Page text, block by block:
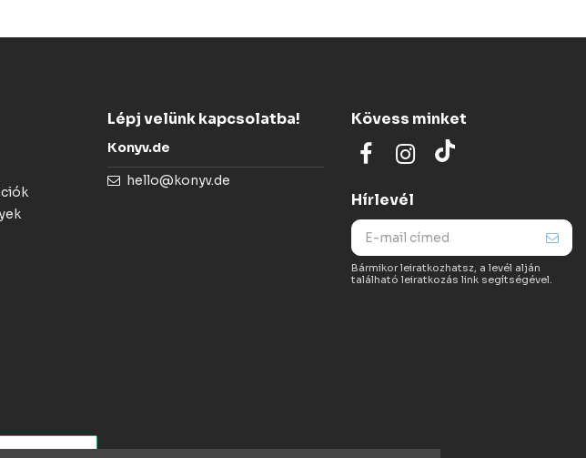
Lépj velünk kapcsolatba!
Konyv.de
hello@konyv.de
Kövess minket
Hírlevél
Bármikor leiratkozhatsz, a levél alján
található leiratkozás link segítségével.